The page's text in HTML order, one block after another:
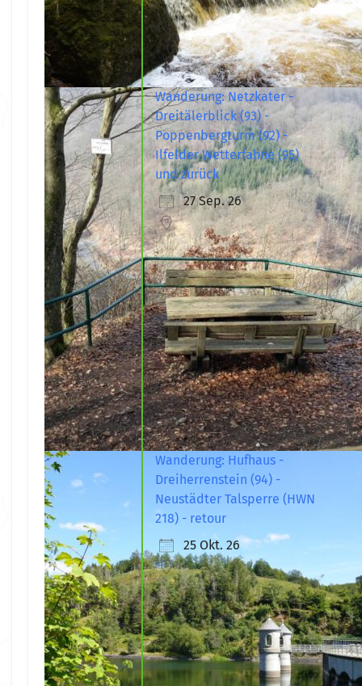
Wanderung: Netzkater -
Dreitälerblick (93) -
Poppenbergturm (92) -
Ilfelder Wetterfahne (95)
und zurück
27 Sep. 26
Wanderung: Hufhaus -
Dreiherrenstein (94) -
Neustädter Talsperre (HWN
218) - retour
25 Okt. 26